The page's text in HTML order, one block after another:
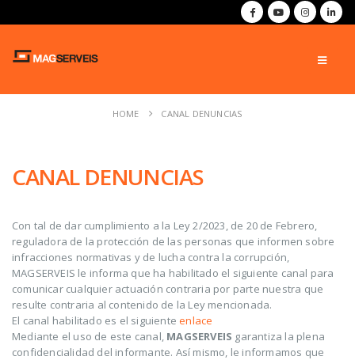
HOME CANAL DENUNCIAS
CANAL DENUNCIAS
Con tal de dar cumplimiento a la Ley 2/2023, de 20 de Febrero,
reguladora de la protección de las personas que informen sobre
infracciones normativas y de lucha contra la corrupción,
MAGSERVEIS le informa que ha habilitado el siguiente canal para
comunicar cualquier actuación contraria por parte nuestra que
resulte contraria al contenido de la Ley mencionada.
El canal habilitado es el siguienteenlace
Mediante el uso de este canal, MAGSERVEIS garantiza la plena
confidencialidad del informante. Así mismo, le informamos que